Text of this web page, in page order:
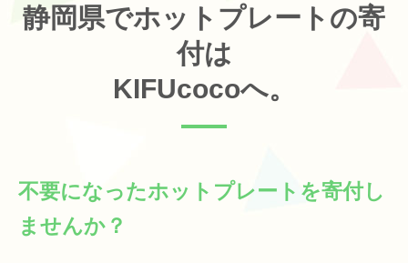
静岡県でホットプレートの寄
付は
KIFUcocoへ。
不要になったホットプレートを寄付し
ませんか？